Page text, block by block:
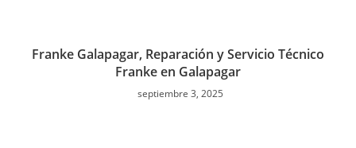
Franke Galapagar, Reparación y Servicio Técnico
Franke en Galapagar
septiembre 3, 2025